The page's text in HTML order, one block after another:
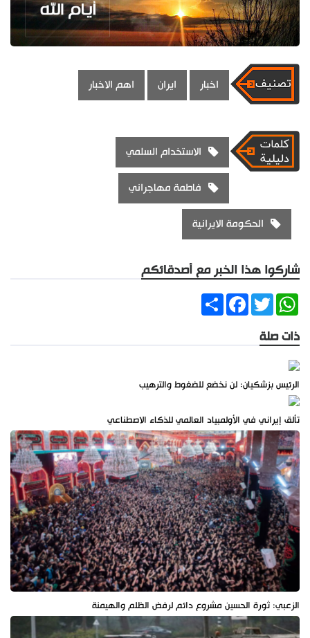
اخبار ايران اهم الاخبار
الاستخدام السلمي
فاطمة مهاجراني
الحكومة الايرانية
شاركوا هذا الخبر مع أصدقائكم
ShareFacebookTwitter
WhatsApp
ذات صلة
الرئيس بزشكيان: لن نخضع للضغوط والترهيب
تألق إيراني في الأولمبياد العالمي للذكاء الاصطناعي
الزعبي: ثورة الحسين مشروع دائم لرفض الظلم والهيمنة